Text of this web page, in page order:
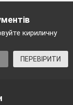
кириличну
ПЕРЕВІРИТИ